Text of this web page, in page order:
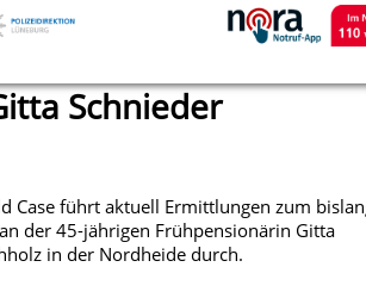
Schnieder
Case führt aktuell Ermittlungen zum
der 45-jährigen Frühpensionärin Gitta
in der Nordheide durch.